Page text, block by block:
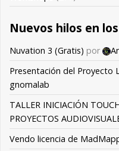
Nuevos hilos en
Nuvation 3 (Gratis) por
Presentación del Proyecto
gnomalab
TALLER INICIACIÓN
PROYECTOS
Vendo licencia de